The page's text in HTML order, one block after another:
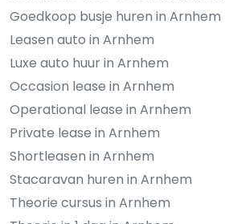
Goedkoop busje huren in Arnhem
Leasen auto in Arnhem
Luxe auto huur in Arnhem
Occasion lease in Arnhem
Operational lease in Arnhem
Private lease in Arnhem
Shortleasen in Arnhem
Stacaravan huren in Arnhem
Theorie cursus in Arnhem